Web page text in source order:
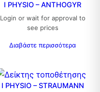
I PHYSIO – ANTHOGYR
Login or wait for approval to
see prices
Διαβάστε περισσότερα
I PHYSIO – STRAUMANN